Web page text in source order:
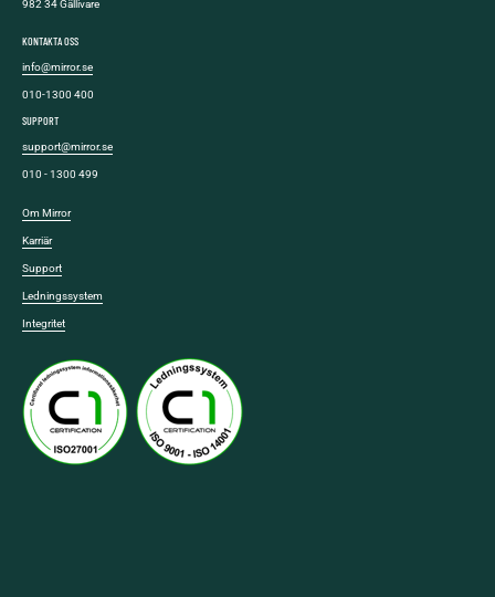
982 34 Gällivare
KONTAKTA OSS
info@mirror.se
010-1300 400
SUPPORT
support@mirror.se
010 - 1300 499
Om Mirror
Karriär
Support
Ledningssystem
Integritet